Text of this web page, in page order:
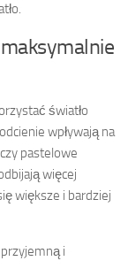
światło
wpływają na
czy pastelowe
więcej
większe i bardziej
i